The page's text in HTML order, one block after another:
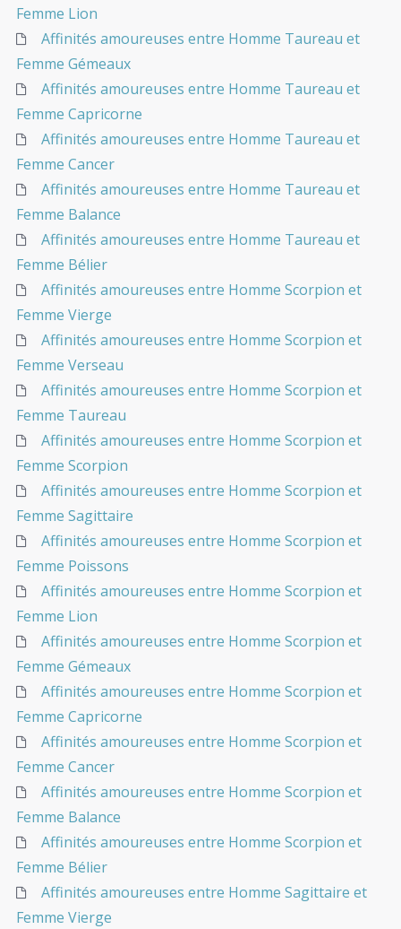
Femme Lion
Affinités amoureuses entre Homme Taureau et
Femme Gémeaux
Affinités amoureuses entre Homme Taureau et
Femme Capricorne
Affinités amoureuses entre Homme Taureau et
Femme Cancer
Affinités amoureuses entre Homme Taureau et
Femme Balance
Affinités amoureuses entre Homme Taureau et
Femme Bélier
Affinités amoureuses entre Homme Scorpion et
Femme Vierge
Affinités amoureuses entre Homme Scorpion et
Femme Verseau
Affinités amoureuses entre Homme Scorpion et
Femme Taureau
Affinités amoureuses entre Homme Scorpion et
Femme Scorpion
Affinités amoureuses entre Homme Scorpion et
Femme Sagittaire
Affinités amoureuses entre Homme Scorpion et
Femme Poissons
Affinités amoureuses entre Homme Scorpion et
Femme Lion
Affinités amoureuses entre Homme Scorpion et
Femme Gémeaux
Affinités amoureuses entre Homme Scorpion et
Femme Capricorne
Affinités amoureuses entre Homme Scorpion et
Femme Cancer
Affinités amoureuses entre Homme Scorpion et
Femme Balance
Affinités amoureuses entre Homme Scorpion et
Femme Bélier
Affinités amoureuses entre Homme Sagittaire et
Femme Vierge